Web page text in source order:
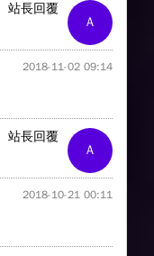
A
站長回覆
2018-11-02 09:14
A
站長回覆
2018-10-21 00:11